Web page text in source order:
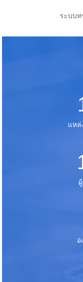
ระบบ
แหล่
อ